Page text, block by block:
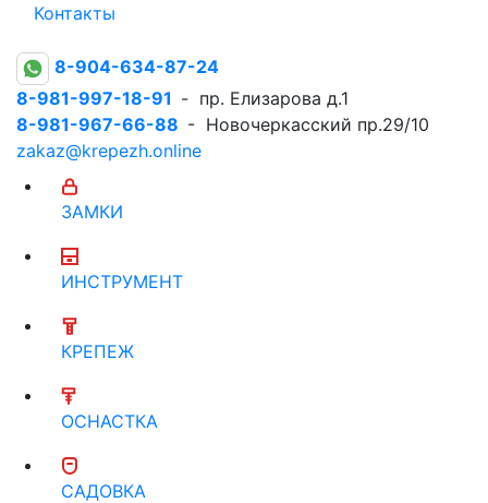
Контакты
8-904-634-87-24
8-981-997-18-91 - пр. Елизарова д.1
8-981-967-66-88 - Новочеркасский пр.29/10
zakaz@krepezh.online
ЗАМКИ
ИНСТРУМЕНТ
КРЕПЕЖ
ОСНАСТКА
САДОВКА